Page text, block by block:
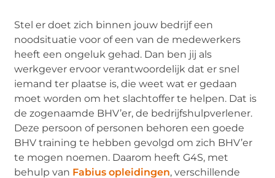
Stel er doet zich binnen jouw bedrijf een
noodsituatie voor of een van de medewerkers
heeft een ongeluk gehad. Dan ben jij als
werkgever ervoor verantwoordelijk dat er snel
iemand ter plaatse is, die weet wat er gedaan
moet worden om het slachtoffer te helpen. Dat is
de zogenaamde BHV’er, de bedrijfshulpverlener.
Deze persoon of personen behoren een goede
BHV training te hebben gevolgd om zich BHV’er
te mogen noemen. Daarom heeft G4S, met
behulp van Fabius opleidingen, verschillende